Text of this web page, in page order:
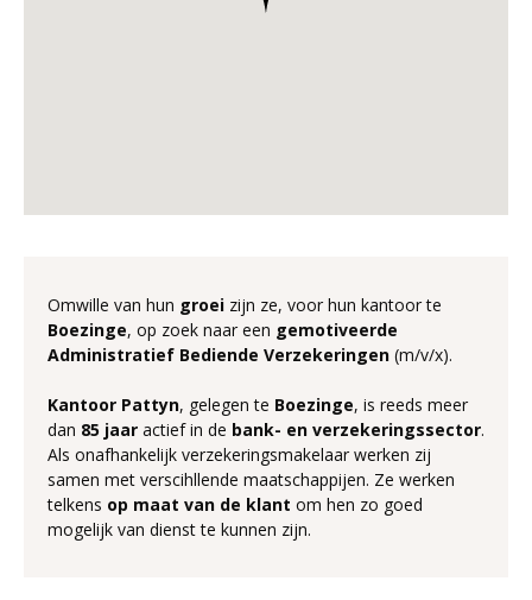
Omwille van hun groei zijn ze, voor hun kantoor te
Boezinge, op zoek naar een gemotiveerde
Administratief Bediende Verzekeringen (m/v/x).
Kantoor Pattyn, gelegen te Boezinge, is reeds meer
dan 85 jaar actief in de bank- en verzekeringssector.
Als onafhankelijk verzekeringsmakelaar werken zij
samen met verscihllende maatschappijen. Ze werken
telkens op maat van de klant om hen zo goed
mogelijk van dienst te kunnen zijn.